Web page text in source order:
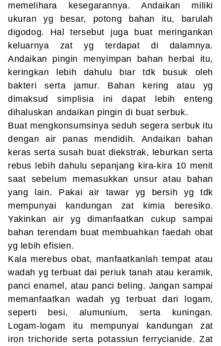
memelihara kesegarannya. Andaikan miliki
ukuran yg besar, potong bahan itu, barulah
digodog. Hal tersebut juga buat meringankan
keluarnya zat yg terdapat di dalamnya.
Andaikan pingin menyimpan bahan herbal itu,
keringkan lebih dahulu biar tdk busuk oleh
bakteri serta jamur. Bahan kering atau yg
dimaksud simplisia ini dapat lebih enteng
dihaluskan andaikan pingin di buat serbuk.
Buat mengkonsumsinya seduh segera serbuk itu
dengan air panas mendidih. Andaikan bahan
keras serta susah buat diekstrak, leburkan serta
rebus lebih dahulu sepanjang kira-kira 10 menit
saat sebelum memasukkan unsur atau bahan
yang lain. Pakai air tawar yg bersih yg tdk
mempunyai kandungan zat kimia beresiko.
Yakinkan air yg dimanfaatkan cukup sampai
bahan terendam buat membuahkan faedah obat
yg lebih efisien.
Kala merebus obat, manfaatkanlah tempat atau
wadah yg terbuat dai periuk tanah atau keramik,
panci enamel, atau panci beling. Jangan sampai
memanfaatkan wadah yg terbuat dari logam,
seperti besi, alumunium, serta kuningan.
Logam-logam itu mempunyai kandungan zat
iron trichoride serta potassiun ferrycianide. Zat